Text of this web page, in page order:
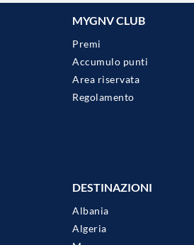
MYGNV CLUB
Premi
Accumulo punti
Area riservata
Regolamento
DESTINAZIONI
Albania
Algeria